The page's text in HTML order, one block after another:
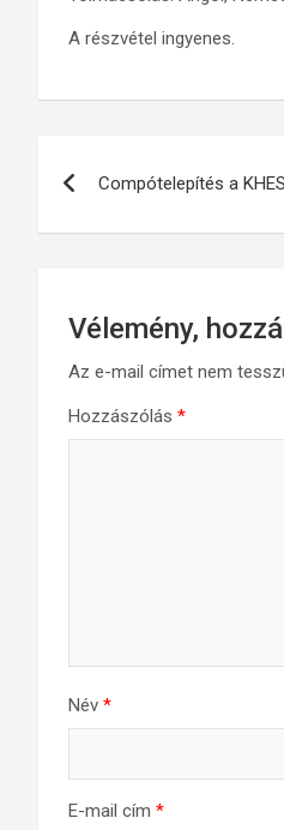
A részvétel ingyenes.
navigáció
Compótelepítés a
Vélemény,
Az e-mail címet nem
Hozzászólás *
Név *
E-mail cím *